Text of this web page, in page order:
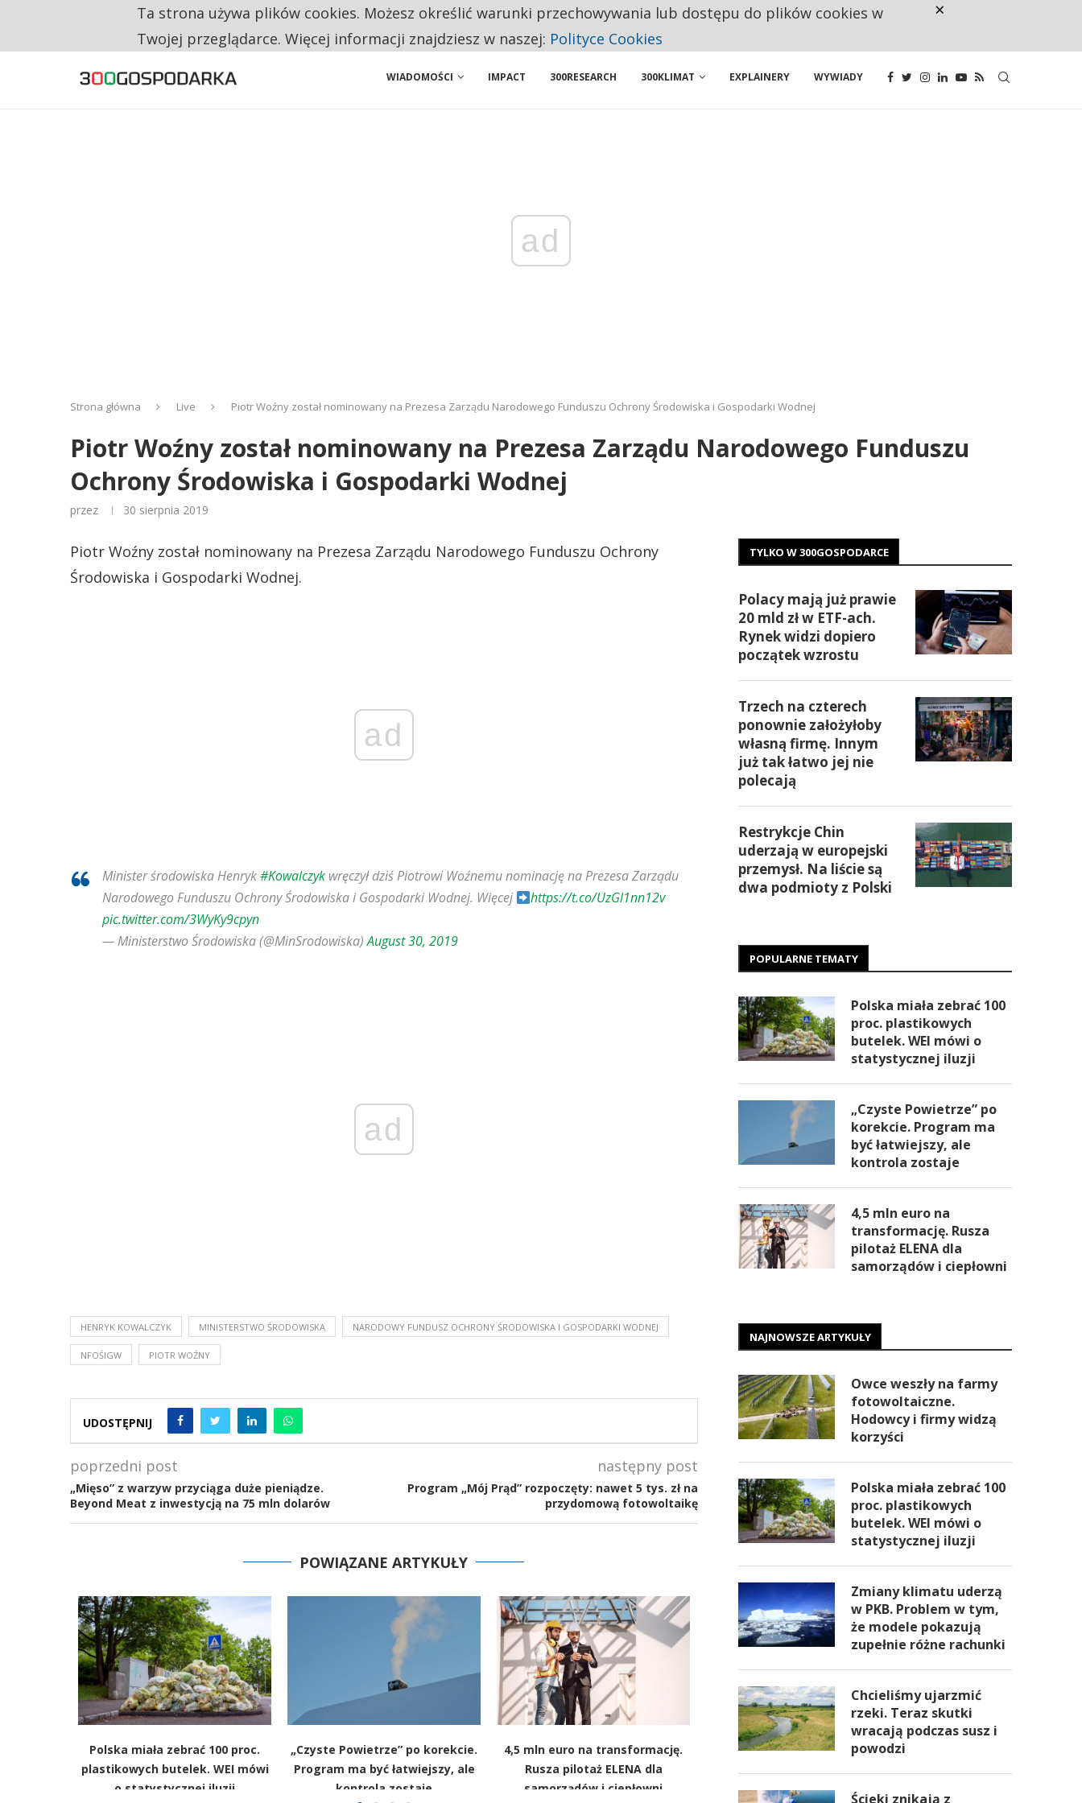
RESTRYKCJE CHIN UDERZAJĄ W EUROPEJSKI PRZEMYSŁ. NA LIŚCIE SĄ DWA PODMIOTY Z POLSKI
WIADOMOŚCI IMPACT 300RESEARCH 300KLIMAT EXPLAINERY WYWIADY
ad
Strona główna Live Piotr Woźny został nominowany na Prezesa Zarządu Narodowego Funduszu Ochrony Środowiska i Gospodarki Wodnej
Piotr Woźny został nominowany na Prezesa Zarządu Narodowego Funduszu
Ochrony Środowiska i Gospodarki Wodnej
przez 30 sierpnia 2019
Piotr Woźny został nominowany na Prezesa Zarządu Narodowego Funduszu Ochrony
Środowiska i Gospodarki Wodnej.
ad
Minister środowiska Henryk#Kowalczyk wręczył dziś Piotrowi Woźnemu nominację na Prezesa Zarządu
Narodowego Funduszu Ochrony Środowiska i Gospodarki Wodnej. Więcej
https://t.co/UzGl1nn12v
pic.twitter.com/3WyKy9cpyn
— Ministerstwo Środowiska (@MinSrodowiska)August 30, 2019
ad
HENRYK KOWALCZYK MINISTERSTWO ŚRODOWISKA NARODOWY FUNDUSZ OCHRONY ŚRODOWISKA I GOSPODARKI WODNEJ
NFOŚIGW PIOTR WOŹNY
UDOSTĘPNIJ
poprzedni post
„Mięso” z warzyw przyciąga duże pieniądze.
Beyond Meat z inwestycją na 75 mln dolarów
następny post
Program „Mój Prąd” rozpoczęty: nawet 5 tys. zł na
przydomową fotowoltaikę
POWIĄZANE ARTYKUŁY
Polska miała zebrać 100 proc.
plastikowych butelek. WEI mówi
o statystycznej iluzji
„Czyste Powietrze” po korekcie.
Program ma być łatwiejszy, ale
kontrola zostaje
4,5 mln euro na transformację.
Rusza pilotaż ELENA dla
samorządów i ciepłowni
Oszukani na „Czyste Powietrze”.
poszkodowanych, ale są warunki
TYLKO W 300GOSPODARCE
Polacy mają już prawie
20 mld zł w ETF-ach.
Rynek widzi dopiero
początek wzrostu
Trzech na czterech
ponownie założyłoby
własną firmę. Innym
już tak łatwo jej nie
polecają
Restrykcje Chin
uderzają w europejski
przemysł. Na liście są
dwa podmioty z Polski
POPULARNE TEMATY
Polska miała zebrać 100
proc. plastikowych
butelek. WEI mówi o
statystycznej iluzji
„Czyste Powietrze” po
korekcie. Program ma
być łatwiejszy, ale
kontrola zostaje
4,5 mln euro na
transformację. Rusza
pilotaż ELENA dla
samorządów i ciepłowni
NAJNOWSZE ARTYKUŁY
Owce weszły na farmy
fotowoltaiczne.
Hodowcy i firmy widzą
korzyści
Polska miała zebrać 100
proc. plastikowych
butelek. WEI mówi o
statystycznej iluzji
Zmiany klimatu uderzą
w PKB. Problem w tym,
że modele pokazują
zupełnie różne rachunki
Chcieliśmy ujarzmić
rzeki. Teraz skutki
wracają podczas susz i
powodzi
Ścieki znikają z
Ta strona używa plików cookies. Możesz określić warunki przechowywania lub dostępu do plików cookies w
Twojej przeglądarce. Więcej informacji znajdziesz w naszej: Polityce Cookies
×